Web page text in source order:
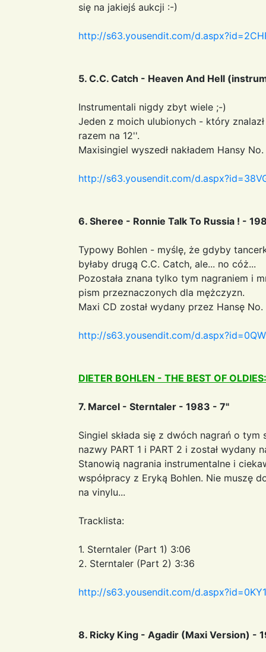
się na jakiejś aukcji :-)
http://s63.yousendit.com/
5. C.C. Catch - Heaven And Hell
Instrumentali nigdy zbyt wiele ;-)
Jeden z moich ulubionych - który
razem na 12''.
Maxisingiel wyszedł nakładem Hansy
http://s63.yousendit.com/
6. Sheree - Ronnie Talk To Russia ! -
Typowy Bohlen - myślę, że gdyby
byłaby drugą C.C. Catch, ale... no cóż...
Pozostała znana tylko tym nagraniem i
pism przeznaczonych dla mężczyzn.
Maxi CD został wydany przez Hansę
http://s63.yousendit.com/
DIETER BOHLEN - THE BEST OF OLDIES:
7. Marcel - Sterntaler - 1983 - 7"
Singiel składa się z dwóch nagrań o
nazwy PART 1 i PART 2 i został wydany
Stanowią nagrania instrumentalne i
współpracy z Eryką Bohlen. Nie muszę
na vinylu...
Tracklista:
1. Sterntaler (Part 1) 3:06
2. Sterntaler (Part 2) 3:36
http://s63.yousendit.com/
8. Ricky King - Agadir (Maxi Version) -